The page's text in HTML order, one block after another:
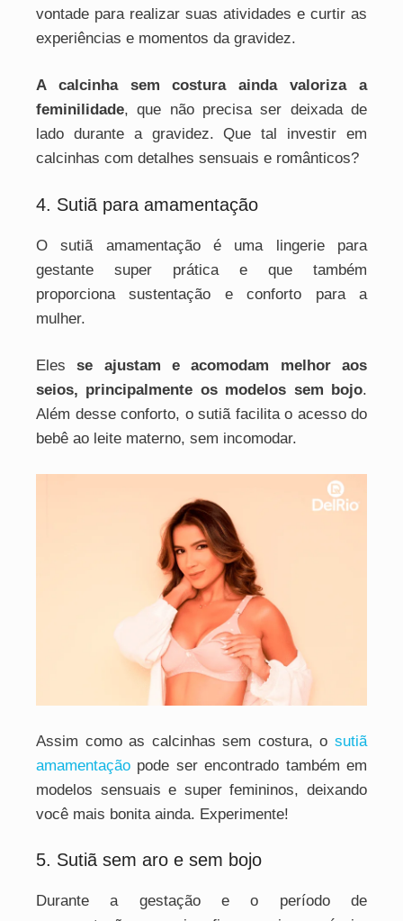
vontade para realizar suas atividades e curtir as
experiências e momentos da gravidez.
A calcinha sem costura ainda valoriza a
feminilidade, que não precisa ser deixada de
lado durante a gravidez. Que tal investir em
calcinhas com detalhes sensuais e românticos?
4. Sutiã para amamentação
O sutiã amamentação é uma lingerie para
gestante super prática e que também
proporciona sustentação e conforto para a
mulher.
Eles se ajustam e acomodam melhor aos
seios, principalmente os modelos sem bojo.
Além desse conforto, o sutiã facilita o acesso do
bebê ao leite materno, sem incomodar.
Assim como as calcinhas sem costura, o sutiã
amamentação pode ser encontrado também em
modelos sensuais e super femininos, deixando
você mais bonita ainda. Experimente!
5. Sutiã sem aro e sem bojo
Durante a gestação e o período de